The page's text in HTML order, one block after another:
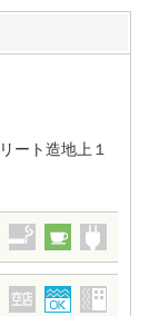
ート造地上１